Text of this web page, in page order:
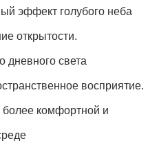
эффект голубого неба
открытости.
дневного света
восприятие.
комфортной и